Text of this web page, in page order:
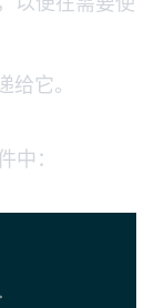
给它。
中：